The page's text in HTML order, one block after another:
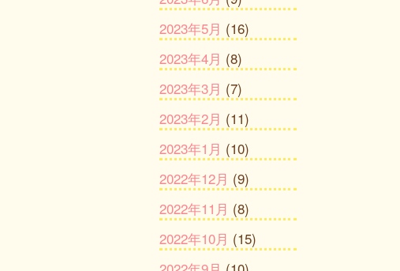
2023年5月 (16)
2023年4月 (8)
2023年3月 (7)
2023年2月 (11)
2023年1月 (10)
2022年12月 (9)
2022年11月 (8)
2022年10月 (15)